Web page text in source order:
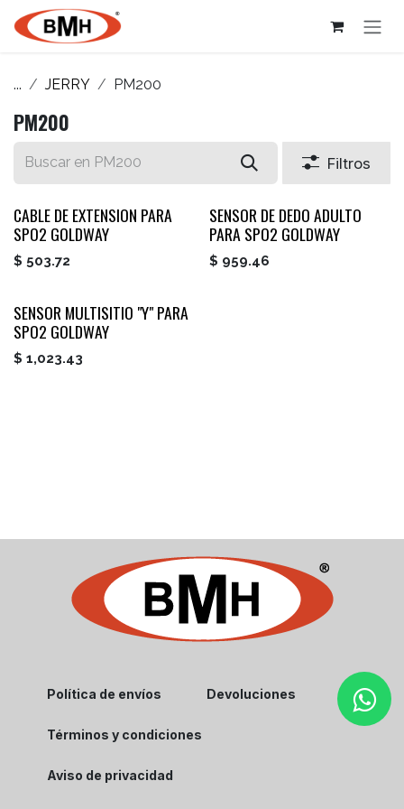
Ir al contenido
... JERRY PM200
PM200
Filtros
CABLE DE EXTENSION PARA
SPO2 GOLDWAY
$ 503.72
SENSOR DE DEDO ADULTO
PARA SPO2 GOLDWAY
$ 959.46
SENSOR MULTISITIO "Y" PARA
SPO2 GOLDWAY
$ 1,023.43
Política de envíos Devoluciones
Términos y condiciones
Aviso de privacidad